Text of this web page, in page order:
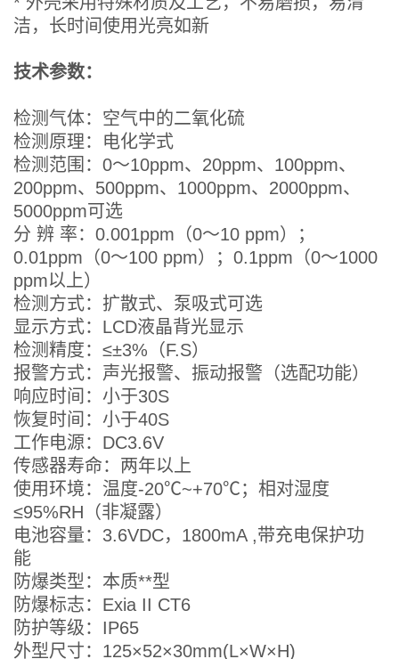
洁，长时间使用光亮如新
技术参数：
检测气体：空气中的二氧化硫
检测原理：电化学式
检测范围：0～10ppm、20ppm、100ppm、
200ppm、500ppm、1000ppm、2000ppm、
5000ppm可选
分 辨 率：0.001ppm（0～10 ppm）；
0.01ppm（0～100 ppm）；0.1ppm（0～1000
ppm以上）
检测方式：扩散式、泵吸式可选
显示方式：LCD液晶背光显示
检测精度：≤±3%（F.S）
报警方式：声光报警、振动报警（选配功能）
响应时间：小于30S
恢复时间：小于40S
工作电源：DC3.6V
传感器寿命：两年以上
使用环境：温度-20℃~+70℃；相对湿度
≤95%RH（非凝露）
电池容量：3.6VDC，1800mA ,带充电保护功
能
防爆类型：本质**型
防爆标志：Exia II CT6
防护等级：IP65
外型尺寸：125×52×30mm(L×W×H)